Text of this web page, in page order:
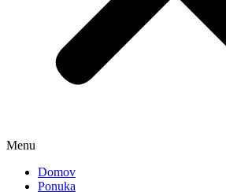
Menu
Domov
Ponuka